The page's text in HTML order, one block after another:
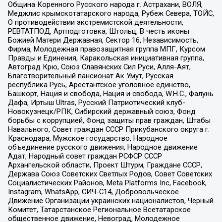
Община Коренного Русского народа г. Астрахани, ВОЛЯ,
Меджлис крымскотатарского народа, Рубеж Севера, ТОЙС,
О противодействии экстремистской деятельности,
РЕВТАТПОД, Артподготовка, Штольц, В честь иконы
Божией Матери Державная, Сектор 16, Независимость,
Фирма, Молодежная правозащитная группа МПГ, Курсом
Правды и Единения, Каракольская инициативная группа,
Автоград Крю, Союз Славянских Сил Руси, Алля-Аят,
Благотворительный пансионат Ак Умут, Русская
республика Русь, Арестантское уголовное единство,
Башкорт, Нация и свобода, Нация и свобода, W.H.С., Фалунь
Дафа, Иртыш Ultras, Русский Патриотический клуб-
Новокузнецк/РПК, Сибирский державный союз, Фонд
борьбы с коррупцией, Фонд защиты прав граждан, Штабы
Навального, Совет граждан СССР Прикубанского округа г.
Краснодара, Мужское государство, Народное
объединение русского движения, Народное движение
Адат, Народный совет граждан РСФСР СССР
Архангельской области, Проект Штурм, Граждане СССР,
Держава Союз Советских Светлых Родов, Совет Советских
Социалистических Районов, Meta Platforms Inc, Facebook,
Instagram, WhatsApp, СИЧ-С14, Добровольческое
Движение Организации украинских националистов, Черный
Комитет, Татарстанское Региональное Всетатарское
общественное движение, Невоград, Молодежное